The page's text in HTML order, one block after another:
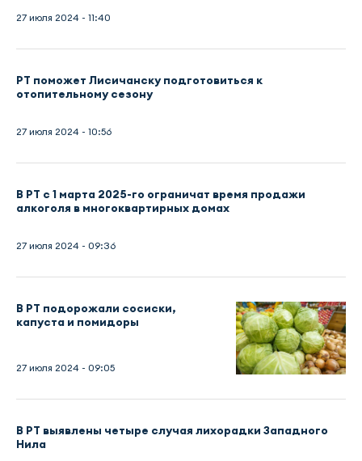
27 июля 2024 - 11:40
РТ поможет Лисичанску подготовиться к
отопительному сезону
27 июля 2024 - 10:56
В РТ с 1 марта 2025-го ограничат время продажи
алкоголя в многоквартирных домах
27 июля 2024 - 09:36
В РТ подорожали сосиски,
капуста и помидоры
27 июля 2024 - 09:05
В РТ выявлены четыре случая лихорадки Западного
Нила